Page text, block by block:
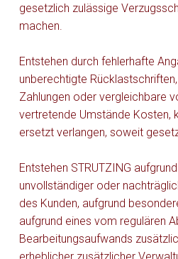
gesetzlich zulässige
machen.
Entstehen durch fehlerhafte
unberechtigte
Zahlungen oder vergleichbare
vertretende Umstände Kosten,
ersetzt verlangen, soweit
Entstehen STRUTZING
unvollständiger oder
des Kunden, aufgrund
aufgrund eines vom regulären
Bearbeitungsaufwands